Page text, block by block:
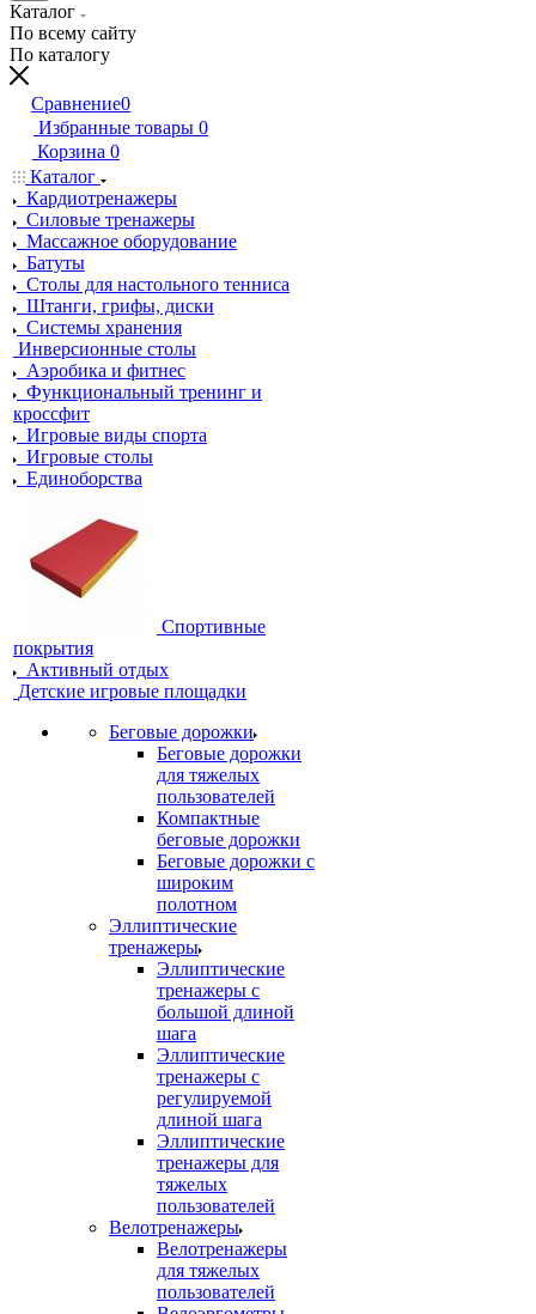
Каталог
По всему сайту
По каталогу
Сравнение0
Избранные товары 0
Корзина 0
Каталог
Кардиотренажеры
Силовые тренажеры
Массажное оборудование
Батуты
Столы для настольного тенниса
Штанги, грифы, диски
Системы хранения
Инверсионные столы
Аэробика и фитнес
Функциональный тренинг и
кроссфит
Игровые виды спорта
Игровые столы
Единоборства
Спортивные
покрытия
Активный отдых
Детские игровые площадки
Беговые дорожки
Беговые дорожки
для тяжелых
пользователей
Компактные
беговые дорожки
Беговые дорожки с
широким
полотном
Эллиптические
тренажеры
Эллиптические
тренажеры с
большой длиной
шага
Эллиптические
тренажеры с
регулируемой
длиной шага
Эллиптические
тренажеры для
тяжелых
пользователей
Велотренажеры
Велотренажеры
для тяжелых
пользователей